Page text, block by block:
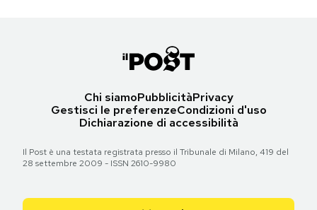
Chi siamoPubblicitàPrivacy
Gestisci le preferenzeCondizioni d'uso
Dichiarazione di accessibilità
Il Post è una testata registrata presso il Tribunale di Milano, 419 del
28 settembre 2009 - ISSN 2610-9980